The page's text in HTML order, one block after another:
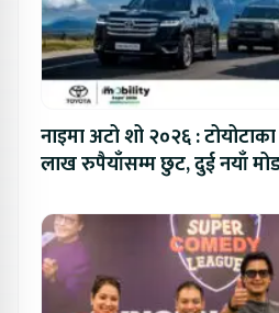
नाइमा अटो शो २०२६ :
लाख रुपैयाँसम्म छुट, दुई नयाँ